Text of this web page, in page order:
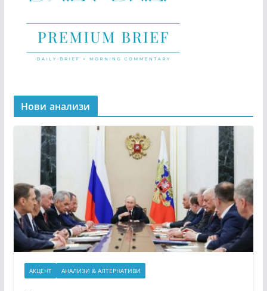
Нови анализи
АКЦЕНТ АНАЛИЗИ & АЛТЕРНАТИВИ